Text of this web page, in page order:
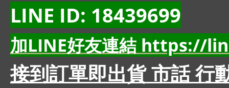
LINE ID: 18439699
加LINE好友連結 https://
接到訂單即出貨 市話 行